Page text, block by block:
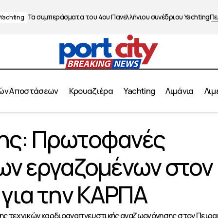
Yachting Τα συμπεράσματα του 4ου Πανελλήνιου συνέδριου Yachting
Αποστάσεων Κρουαζιέρα Yachting Λιμάνια
Πρωτοφανές ενδιαφέρον των εργαζομένων
Πρωτοφανές
εργαζομένων στον
την ΚΑΡΠΑ
καρδιοαναπνευστικής αναζωογόνησης στον